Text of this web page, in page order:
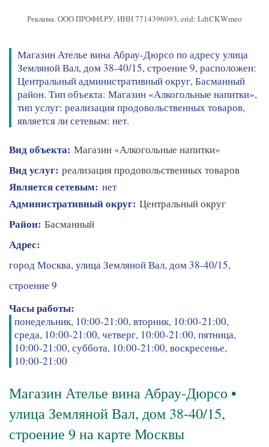
Реклама. ООО ПРОФИ.РУ, ИНН 7714396093, erid: LdtCKWmeo
Магазин Ателье вина Абрау-Дюрсо по адресу улица
Земляной Вал, дом 38-40/15, строение 9, расположен:
Центральный административный округ, Басманный
район. Тип объекта: Магазин «Алкогольные напитки»,
тип услуг: реализация продовольственных товаров,
является ли сетевым: нет.
Вид объекта: Магазин «Алкогольные напитки»
Вид услуг: реализация продовольственных товаров
Является сетевым: нет
Административный округ: Центральный округ
Район: Басманный
Адрес:
город Москва, улица Земляной Вал, дом 38-40/15,
строение 9
Часы работы:
понедельник, 10:00-21:00, вторник, 10:00-21:00,
среда, 10:00-21:00, четверг, 10:00-21:00, пятница,
10:00-21:00, суббота, 10:00-21:00, воскресенье,
10:00-21:00
Магазин Ателье вина Абрау-Дюрсо •
улица Земляной Вал, дом 38-40/15,
строение 9 на карте Москвы